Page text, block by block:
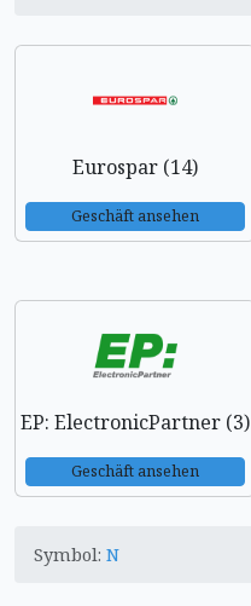
Eurospar (14)
Geschäft ansehen
EP: ElectronicPartner (3)
Geschäft ansehen
Symbol: N